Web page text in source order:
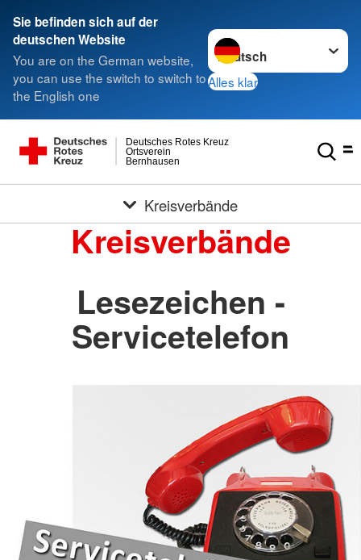
Sie befinden sich auf der
deutschen Website
You are on the German website,
you can use the switch to switch to
the English one
Sprache wechseln zu
Alles klar
Bernhausen
Ortsverein
Deutsches Rotes Kreuz
Kreisverbände
Kreisverbände
Lesezeichen -
Servicetelefon